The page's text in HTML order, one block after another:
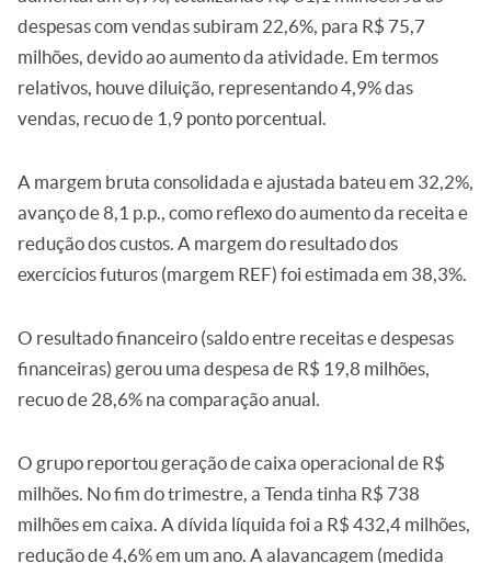
despesas com vendas subiram 22,6%, para R$ 75,7
milhões, devido ao aumento da atividade. Em termos
relativos, houve diluição, representando 4,9% das
vendas, recuo de 1,9 ponto porcentual.
A margem bruta consolidada e ajustada bateu em 32,2%,
avanço de 8,1 p.p., como reflexo do aumento da receita e
redução dos custos. A margem do resultado dos
exercícios futuros (margem REF) foi estimada em 38,3%.
O resultado financeiro (saldo entre receitas e despesas
financeiras) gerou uma despesa de R$ 19,8 milhões,
recuo de 28,6% na comparação anual.
O grupo reportou geração de caixa operacional de R$
milhões. No fim do trimestre, a Tenda tinha R$ 738
milhões em caixa. A dívida líquida foi a R$ 432,4 milhões,
redução de 4,6% em um ano. A alavancagem (medida